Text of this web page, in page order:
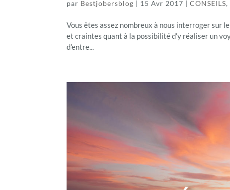
par Bestjobersblog | 15 Avr 2017 |CONSEILS,
Vous êtes assez nombreux à nous interroger sur
et craintes quant à la possibilité d’y réaliser un
d’entre...